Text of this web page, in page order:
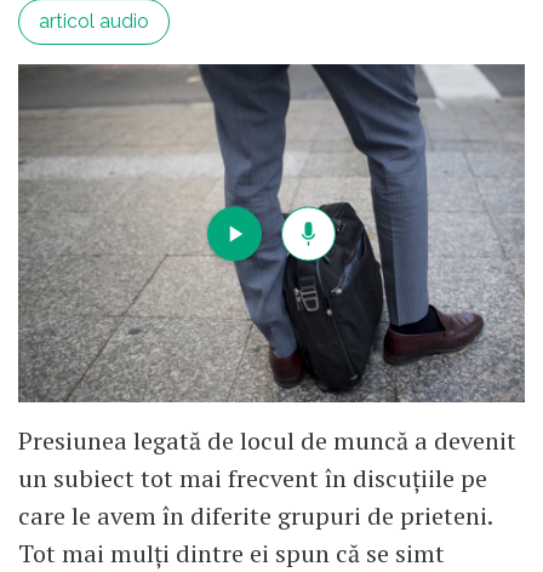
articol audio
Presiunea legată de locul de muncă a devenit
un subiect tot mai frecvent în discuțiile pe
care le avem în diferite grupuri de prieteni.
Tot mai mulți dintre ei spun că se simt